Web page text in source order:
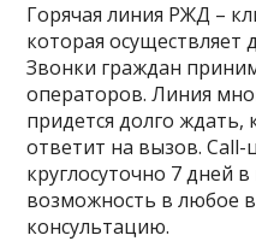
Горячая линия РЖД –
которая осуществляет
Звонки граждан
операторов. Линия
придется долго ждать,
ответит на вызов. Call-
круглосуточно 7 дней
возможность в любое
консультацию.